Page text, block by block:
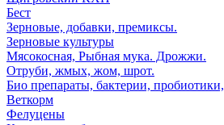
Бест
Зерновые, добавки, премиксы.
Зерновые культуры
Мясокосная, Рыбная мука. Дрожжи.
Отруби, жмых, жом, шрот.
Био препараты, бактерии, пробиотики,
Веткорм
Фелуцены